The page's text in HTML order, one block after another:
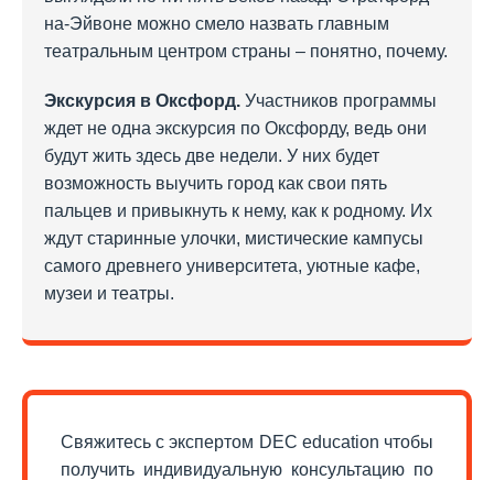
на-Эйвоне можно смело назвать главным
театральным центром страны – понятно, почему.
Экскурсия в Оксфорд. Участников программы
ждет не одна экскурсия по Оксфорду, ведь они
будут жить здесь две недели. У них будет
возможность выучить город как свои пять
пальцев и привыкнуть к нему, как к родному. Их
ждут старинные улочки, мистические кампусы
самого древнего университета, уютные кафе,
музеи и театры.
Свяжитесь с экспертом DEC education чтобы
получить индивидуальную консультацию по